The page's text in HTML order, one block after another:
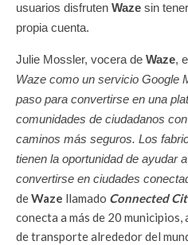
usuarios disfruten Waze sin
propia cuenta.
Julie Mossler, vocera de Waze,
Waze como un servicio Google
paso para convertirse en una
comunidades de ciudadanos
caminos más seguros. Los
tienen la oportunidad de ayudar
convertirse en ciudades
deWaze llamado Connected
conecta a más de 20
de transporte alrededor del